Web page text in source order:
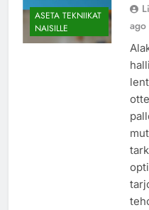
ASETA TEKNIIKAT
NAISILLE
ago